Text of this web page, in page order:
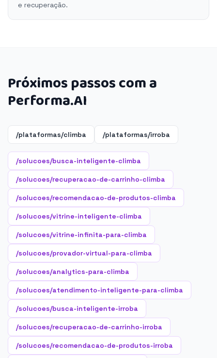
e recuperação.
Próximos passos com a
Performa.AI
/plataformas/climba /plataformas/irroba
/solucoes/busca-inteligente-climba
/solucoes/recuperacao-de-carrinho-climba
/solucoes/recomendacao-de-produtos-climba
/solucoes/vitrine-inteligente-climba
/solucoes/vitrine-infinita-para-climba
/solucoes/provador-virtual-para-climba
/solucoes/analytics-para-climba
/solucoes/atendimento-inteligente-para-climba
/solucoes/busca-inteligente-irroba
/solucoes/recuperacao-de-carrinho-irroba
/solucoes/recomendacao-de-produtos-irroba